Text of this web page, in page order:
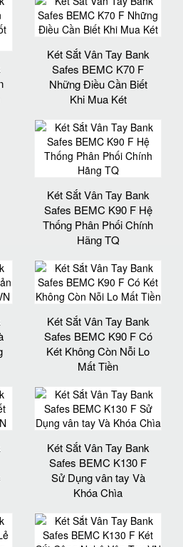
Két Sắt Vân Tay Bank
Safes BEMC K70 F
Những Điều Cần Biết
Khi Mua Két
Két Sắt Vân Tay Bank
Safes BEMC K90 F Hệ
Thống Phân Phối Chính
Hãng TQ
Két Sắt Vân Tay Bank
Safes BEMC K90 F Có
Két Không Còn Nỗi Lo
Mất Tiền
Két Sắt Vân Tay Bank
Safes BEMC K130 F
Sử Dụng vân tay Và
Khóa Chìa